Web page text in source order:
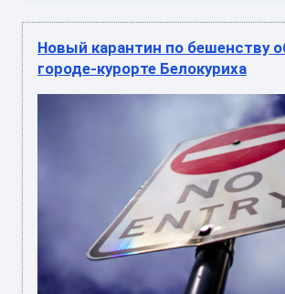
Новый карантин по бешенству
городе-курорте Белокуриха